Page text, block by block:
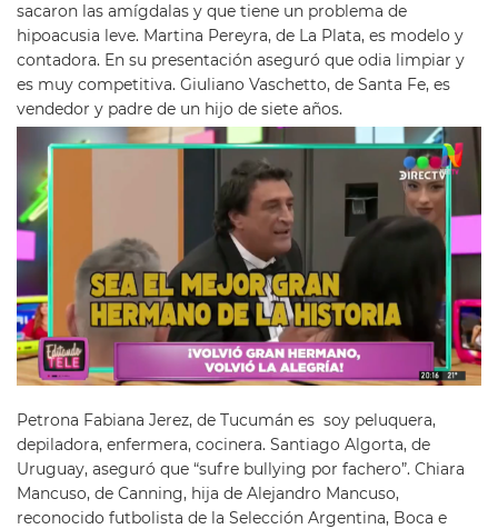
sacaron las amígdalas y que tiene un problema de
hipoacusia leve. Martina Pereyra, de La Plata, es modelo y
contadora. En su presentación aseguró que odia limpiar y
es muy competitiva. Giuliano Vaschetto, de Santa Fe, es
vendedor y padre de un hijo de siete años.
Petrona Fabiana Jerez, de Tucumán es soy peluquera,
depiladora, enfermera, cocinera. Santiago Algorta, de
Uruguay, aseguró que “sufre bullying por fachero”. Chiara
Mancuso, de Canning, hija de Alejandro Mancuso,
reconocido futbolista de la Selección Argentina, Boca e